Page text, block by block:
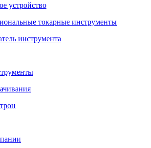
устройство
токарные инструменты
инструмента